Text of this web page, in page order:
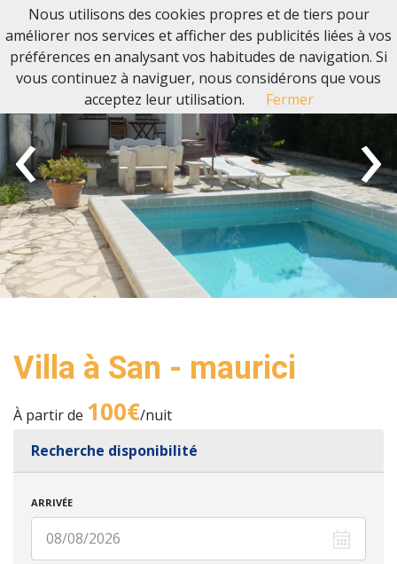
‹ ›
Villa à San - maurici
À partir de 100€/nuit
Recherche disponibilité
ARRIVÉE
Nous utilisons des cookies propres et de tiers pour
améliorer nos services et afficher des publicités liées à vos
préférences en analysant vos habitudes de navigation. Si
vous continuez à naviguer, nous considérons que vous
acceptez leur utilisation.
Fermer